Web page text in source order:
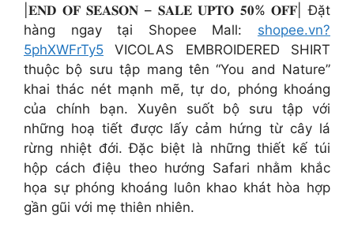
|𝐄𝐍𝐃 𝐎𝐅 𝐒𝐄𝐀𝐒𝐎𝐍 – 𝐒𝐀𝐋𝐄 𝐔𝐏𝐓𝐎 𝟓𝟎% 𝐎𝐅𝐅| Đặt
hàng ngay tại Shopee Mall: shopee.vn?
5phXWFrTy5 VICOLAS EMBROIDERED SHIRT
thuộc bộ sưu tập mang tên “You and Nature”
khai thác nét mạnh mẽ, tự do, phóng khoáng
của chính bạn. Xuyên suốt bộ sưu tập với
những hoạ tiết được lấy cảm hứng từ cây lá
rừng nhiệt đới. Đặc biệt là những thiết kế túi
hộp cách điệu theo hướng Safari nhằm khắc
họa sự phóng khoáng luôn khao khát hòa hợp
gần gũi với mẹ thiên nhiên.